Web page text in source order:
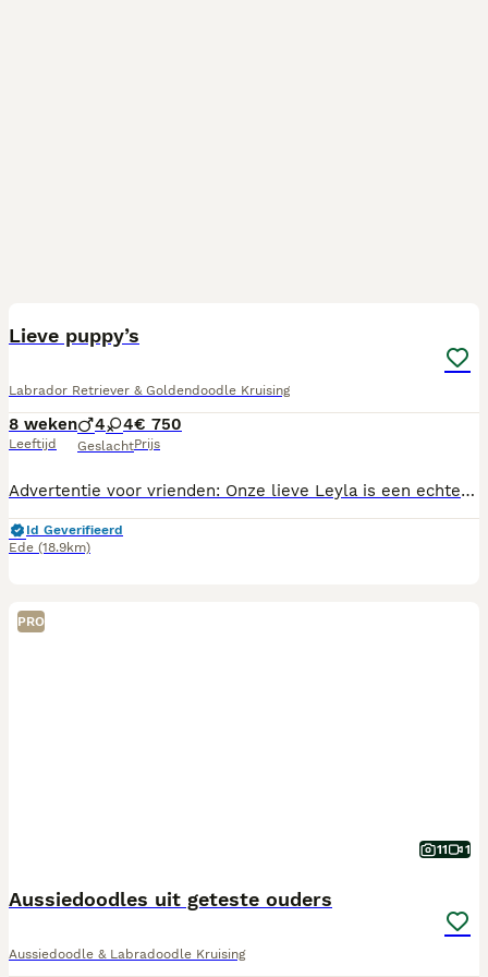
Lieve puppy’s
Labrador Retriever & Goldendoodle Kruising
8 weken
Leeftijd
4 4
Geslacht
€ 750
Prijs
Advertentie voor vrienden: Onze lieve Leyla is een echte gezinshond en verliefd geworden op een hond uit de buurt. Ze is bevallen van pups van buurhond Moos. De pups zijn 13 juli geboren en mogen als ze ongeveer 10 weken oud zijn naar hun forever home verhuizen. Wij hebben deze zwangerschap niet gepland maar zorgen er uiteraard voor dat deze schatjes alle liefde en een goed plekje krijgen. Onze hond is een echte lieverd die onderdeel is van het gezin en superlief is voor onze kinderen. De pups groeien dus ook op in ons gezin en zijn gewend aan katten.
Id Geverifieerd
Ede (18.9km)
PRO
11 1
Aussiedoodles uit geteste ouders
Aussiedoodle & Labradoodle Kruising